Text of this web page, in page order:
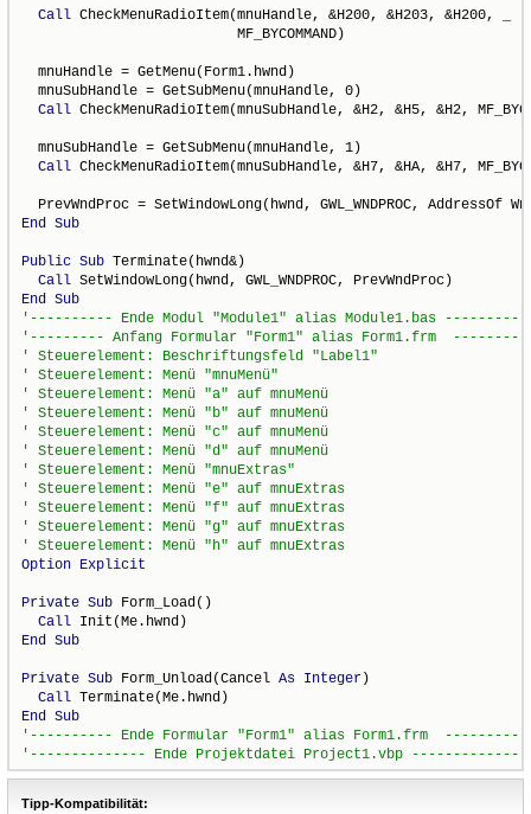
Call CheckMenuRadioItem(mnuHandle, &H200, &H203, &H200, _
                          MF_BYCOMMAND)
  mnuHandle = GetMenu(Form1.hwnd)
  mnuSubHandle = GetSubMenu(mnuHandle, 0)
Call CheckMenuRadioItem(mnuSubHandle, &H2, &H5, &H2,
  mnuSubHandle = GetSubMenu(mnuHandle, 1)
Call CheckMenuRadioItem(mnuSubHandle, &H7, &HA, &H7,
End Sub
Public Sub Terminate(hwnd&)
Call
End Sub
Option Explicit
Private Sub Form_Load()
Call
End Sub
Private Sub Form_Unload(Cancel As Integer)
Call
End Sub
Tipp-Kompatibilität: